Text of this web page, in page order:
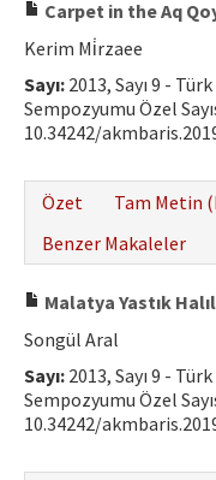
Carpet in the Aq
Kerim Mi̇rzaee
Sayı: 2013, Sayı 9 -
Sempozyumu Özel
10.34242/
Özet
Tam Metin
Benzer Makaleler
Malatya Yastık
Songül Aral
Sayı: 2013, Sayı 9 -
Sempozyumu Özel
10.34242/